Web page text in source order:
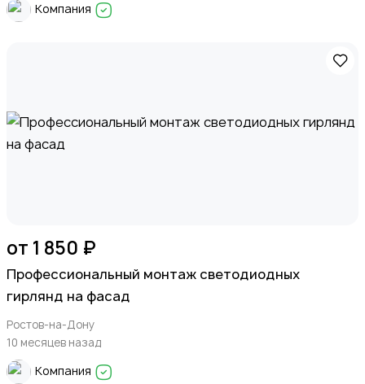
Компания
от 1 850 ₽
Профессиональный монтаж светодиодных
гирлянд на фасад
Ростов-на-Дону
10 месяцев назад
Компания